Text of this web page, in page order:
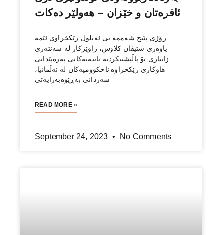
ئافرەتان و خێزان – هەولێر دەكات
رۆژی پێنج شەممە تی ئەیلول رێكخراوی ئێمە
یاوەری ستیڤان كلاوس، راوێژكار لە سەنتەری
زانیاری بۆ پاڵپشتیكردنە تایبەتەکانی پەرەپێدانی
هاوکاری رێكخراوە ناحكوومیەكان لە ئەڵمانیا،
سەردانی بەڕێوەبەرایەتی
READ MORE »
September 24, 2023 No Comments